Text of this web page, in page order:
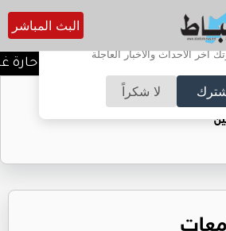
في تفعيل الإشعارات؟
آخر الأحداث والأخبار العاجلة
لا شكراً
البث المباشر
اجواء معتدلة اليوم وكتلة حارة غدًا
حين يتحول الغاز إلى فرص عمل